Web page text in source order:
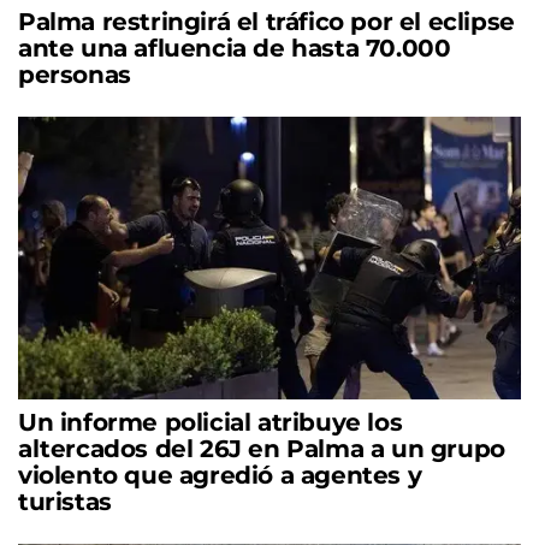
Palma restringirá el tráfico por el eclipse
ante una afluencia de hasta 70.000
personas
Un informe policial atribuye los
altercados del 26J en Palma a un grupo
violento que agredió a agentes y
turistas